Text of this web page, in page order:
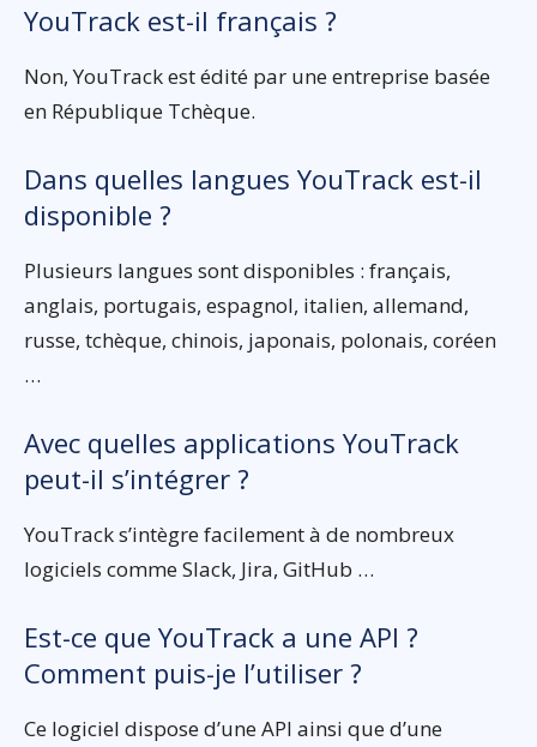
YouTrack est-il français ?
Non, YouTrack est édité par une entreprise basée
en République Tchèque.
Dans quelles langues YouTrack est-il
disponible ?
Plusieurs langues sont disponibles : français,
anglais, portugais, espagnol, italien, allemand,
russe, tchèque, chinois, japonais, polonais, coréen
…
Avec quelles applications YouTrack
peut-il s’intégrer ?
YouTrack s’intègre facilement à de nombreux
logiciels comme Slack, Jira, GitHub …
Est-ce que YouTrack a une API ?
Comment puis-je l’utiliser ?
Ce logiciel dispose d’une API ainsi que d’une